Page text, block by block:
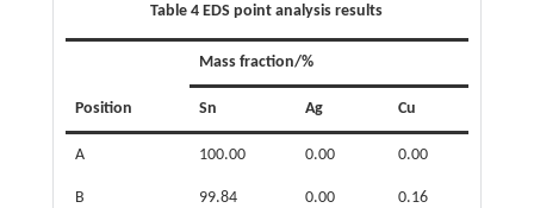
Table 4 EDS point analysis results
Position
Mass fraction/%
Sn Ag Cu
A 100.00 0.00 0.00
B 99.84 0.00 0.16